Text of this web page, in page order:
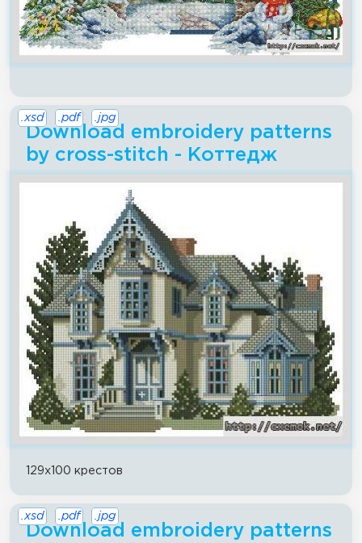
Download embroidery patterns
by cross-stitch - Коттедж
.xsd .pdf .jpg
129x100 крестов
Download embroidery patterns
.xsd .pdf .jpg